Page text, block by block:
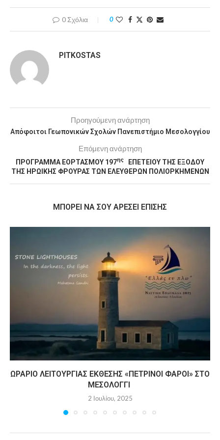
0 Σχόλια 0
PITKOSTAS
Προηγούμενη ανάρτηση
Απόφοιτοι Γεωπονικών Σχολών Πανεπιστήμιο Μεσολογγίου
Επόμενη ανάρτηση
ΠΡΟΓΡΑΜΜΑ ΕΟΡΤΑΣΜΟΥ 197ης ΕΠΕΤΕΙΟΥ ΤΗΣ ΕΞΟΔΟΥ
ΤΗΣ ΗΡΩΙΚΗΣ ΦΡΟΥΡΑΣ ΤΩΝ ΕΛΕΥΘΕΡΩΝ ΠΟΛΙΟΡΚΗΜΕΝΩΝ
MΠΟΡΕΊ ΝΑ ΣΟΥ ΑΡΈΣΕΙ ΕΠΊΣΗΣ
ΩΡΆΡΙΟ ΛΕΙΤΟΥΡΓΊΑΣ ΈΚΘΕΣΗΣ «ΠΈΤΡΙΝΟΙ ΦΆΡΟΙ» ΣΤΟ
ΜΕΣΟΛΌΓΓΙ
2 Ιουλίου, 2025